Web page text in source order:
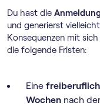
Du hast die
und generierst
Konsequenzen mit
die folgende Fristen:
Eine
Wochen nach